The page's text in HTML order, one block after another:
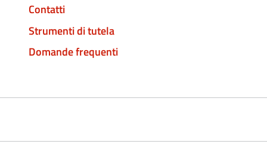
Contatti
Strumenti di tutela
Domande frequenti